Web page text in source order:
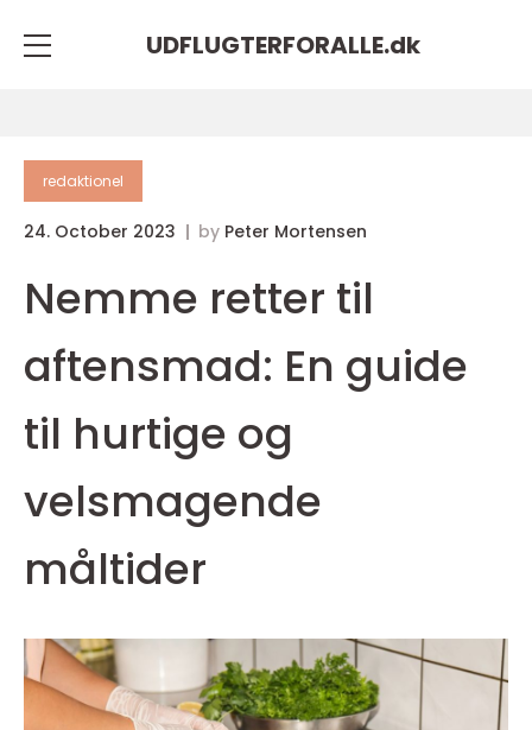
UDFLUGTERFORALLE.dk
redaktionel
24. October 2023 by Peter Mortensen
Nemme retter til
aftensmad: En guide
til hurtige og
velsmagende
måltider